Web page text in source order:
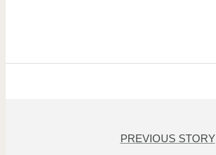
PREVIOUS STORY